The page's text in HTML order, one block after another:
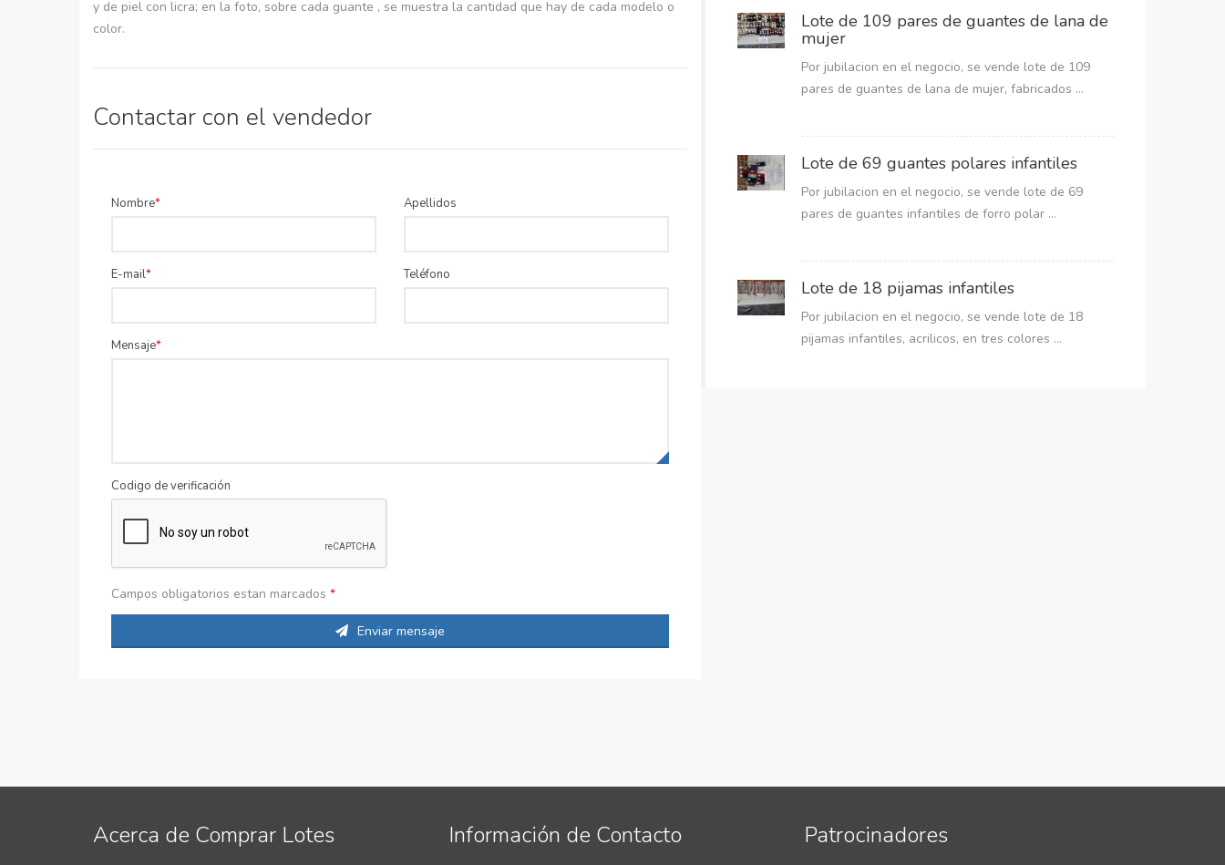
y de piel con licra; en la foto, sobre cada guante , se muestra la cantidad que hay de cada modelo o
color.
Contactar con el vendedor
Nombre Apellidos
E-mail Teléfono
Mensaje
Codigo de verificación
Campos obligatorios estan marcados *
Enviar mensaje
Lote de 109 pares de guantes de lana de
mujer
Por jubilacion en el negocio, se vende lote de 109
pares de guantes de lana de mujer, fabricados ...
Lote de 69 guantes polares infantiles
Por jubilacion en el negocio, se vende lote de 69
pares de guantes infantiles de forro polar ...
Lote de 18 pijamas infantiles
Por jubilacion en el negocio, se vende lote de 18
pijamas infantiles, acrilicos, en tres colores ...
Acerca de Comprar Lotes Información de Contacto Patrocinadores